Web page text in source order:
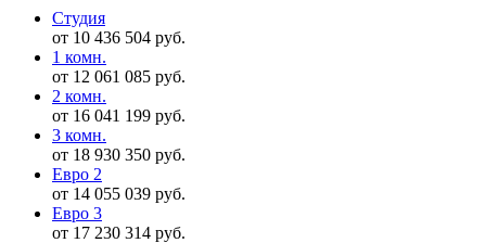
Студия
от 10 436 504 руб.
1 комн.
от 12 061 085 руб.
2 комн.
от 16 041 199 руб.
3 комн.
от 18 930 350 руб.
Евро 2
от 14 055 039 руб.
Евро 3
от 17 230 314 руб.